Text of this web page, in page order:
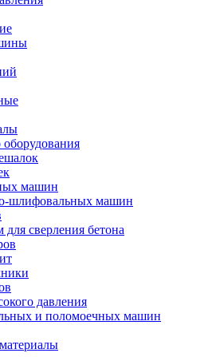
оборудования
машин
шлифовальных машин
для сверления бетона
давления
и поломоечных машин